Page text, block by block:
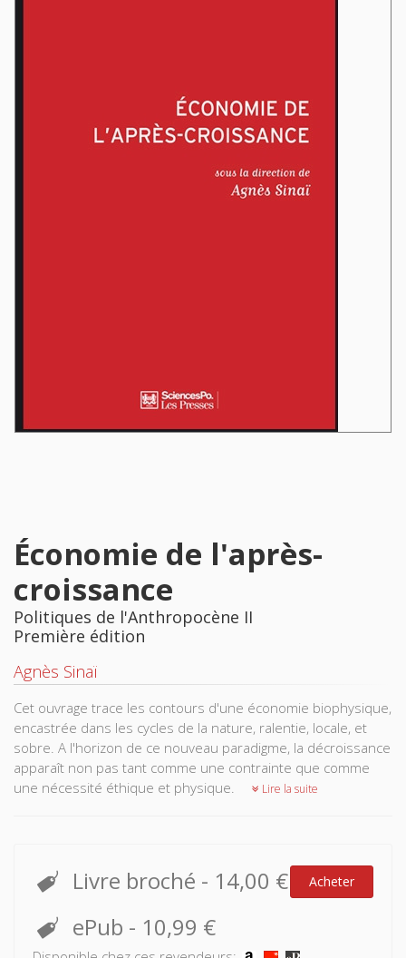
Économie de l'après-
croissance
Politiques de l'Anthropocène II
Première édition
Agnès Sinaï
Cet ouvrage trace les contours d'une économie biophysique,
encastrée dans les cycles de la nature, ralentie, locale, et
sobre. A l'horizon de ce nouveau paradigme, la décroissance
apparaît non pas tant comme une contrainte que comme
une nécessité éthique et physique.
Lire la suite
Livre broché - 14,00 € Acheter
ePub - 10,99 €